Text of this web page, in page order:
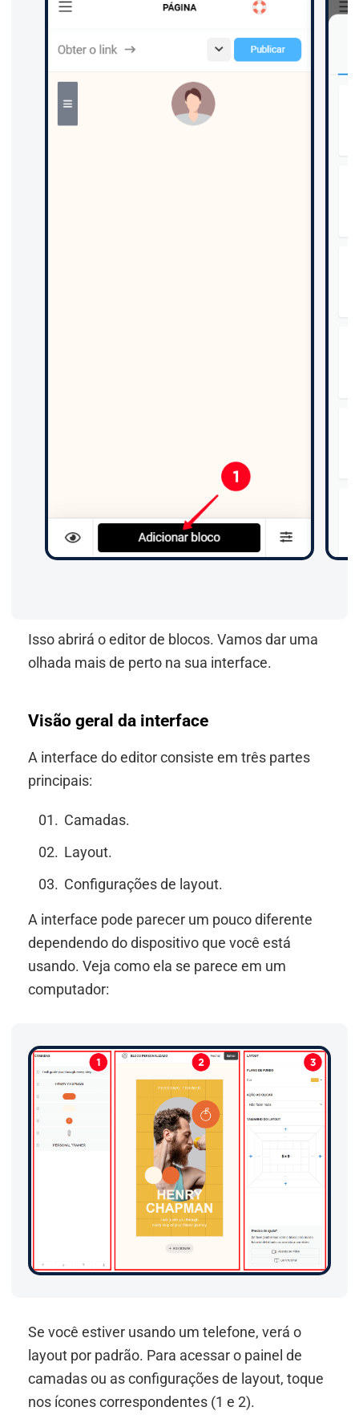
Isso abrirá o editor de blocos. Vamos dar uma
olhada mais de perto na sua interface.
Visão geral da interface
A interface do editor consiste em três partes
principais:
Camadas.
Layout.
Configurações de layout.
A interface pode parecer um pouco diferente
dependendo do dispositivo que você está
usando. Veja como ela se parece em um
computador:
Se você estiver usando um telefone, verá o
layout por padrão. Para acessar o painel de
camadas ou as configurações de layout, toque
nos ícones correspondentes (1 e 2).